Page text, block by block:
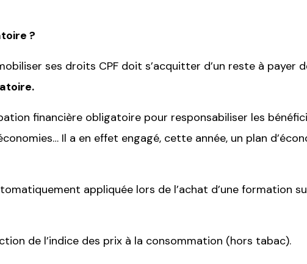
?
ses droits CPF doit s’acquitter d’un reste à payer
financière obligatoire pour responsabiliser les
Il a en effet engagé, cette année, un plan
appliquée lors de l’achat d’une formation
de l’indice des prix à la consommation (hors tabac).